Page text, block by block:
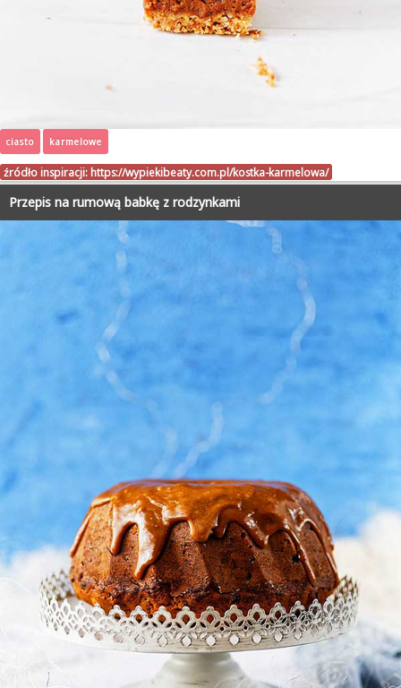
ciasto karmelowe
źródło inspiracji: https://wypiekibeaty.com.pl/kostka-karmelowa/
Przepis na rumową babkę z rodzynkami